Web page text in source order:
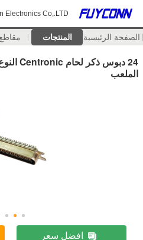
Electronics Co,.LTD
الصفحة الرئيسية المنتجات
الملعب
افضل سعر